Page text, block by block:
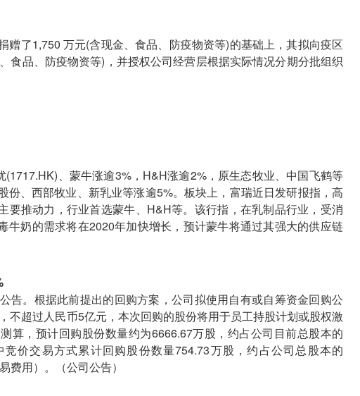
赠了1,750 万元(含现金、食品、防疫物资等)的基础上，其拟向疫区
食品、防疫物资等)，并授权公司经营层根据实际情况分期分批组织
、蒙牛涨逾3%，H&H涨逾2%，原生态牧业、中国飞鹤等
份、西部牧业、新乳业等涨逾5%。板块上，富瑞近日发研报指，高
要推动力，行业首选蒙牛、H&H等。该行指，在乳制品行业，受消
牛奶的需求将在2020年加快增长，预计蒙牛将通过其强大的供应链
告。根据此前提出的回购方案，公司拟使用自有或自筹资金回购公
不超过人民币5亿元，本次回购的股份将用于员工持股计划或股权激
算，预计回购股份数量约为6666.67万股，约占公司目前总股本的
价交易方式累计回购股份数量754.73万股，约占公司总股本的
费用）。（公司公告）